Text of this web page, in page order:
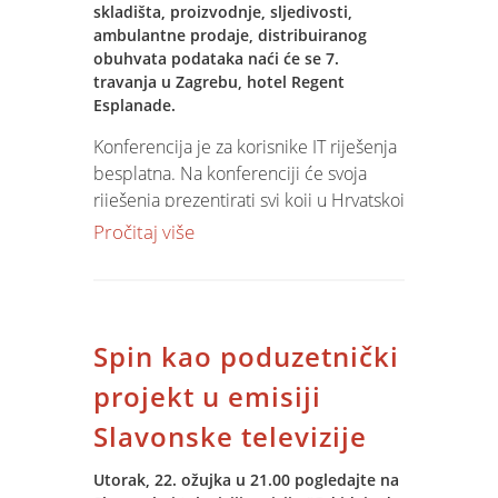
Projekt uvođenja Jupiter Software
obuhvaća izgradnju IT infrastrukture za
povezivanje svih centara u jednistvenu
CRM modula, obuku djelatnika,
prijenos podataka iz postojećih
aplikacija i dogradnju specifičnim
granula.
skladišta, proizvodnje, sljedivosti,
ambulantne prodaje, distribuiranog
obuhvata podataka naći će se 7.
travanja u Zagrebu, hotel Regent
Esplanade.
Konferencija je za korisnike IT riješenja
besplatna. Na konferenciji će svoja
riješenja prezentirati svi koji u Hrvatskoj
na tom polju kreiraju rješenja: Siemens,
Pročitaj više
Spin kao poduzetnički
projekt u emisiji
Slavonske televizije
Utorak, 22. ožujka u 21.00 pogledajte na